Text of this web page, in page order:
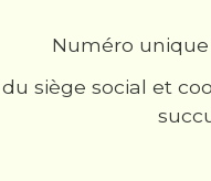
Numéro unique
siège social et